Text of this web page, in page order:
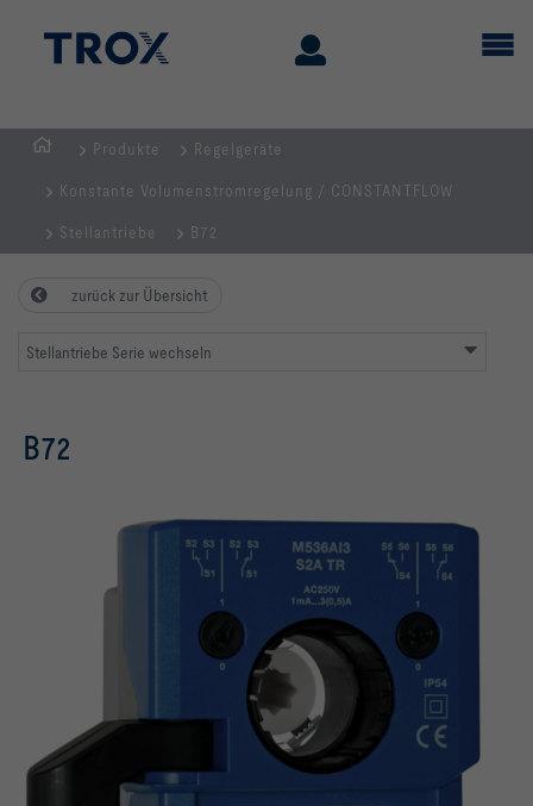
Produkte Regelgeräte
Konstante Volumenstromregelung / CONSTANTFLOW
Stellantriebe B72
zurück zur Übersicht
Stellantriebe Serie wechseln
B72